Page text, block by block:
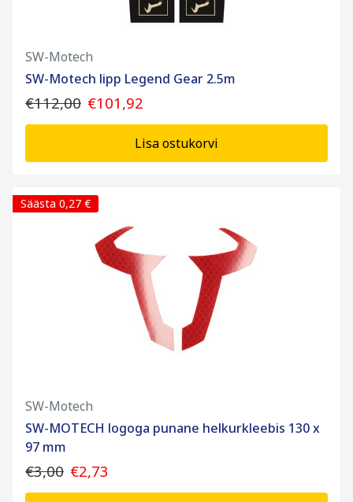
SW-Motech
SW-Motech lipp Legend Gear 2.5m
€112,00 €101,92
Lisa ostukorvi
Säästa 0,27 €
SW-Motech
SW-MOTECH logoga punane helkurkleebis 130 x
97 mm
€3,00 €2,73